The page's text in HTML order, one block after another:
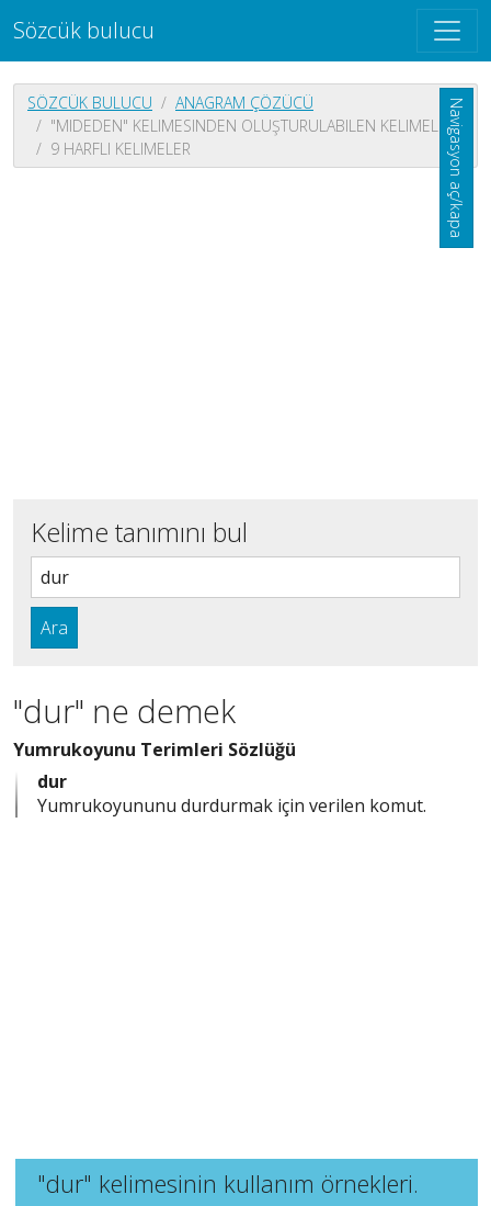
Sözcük bulucu
Navigasyon aç/kapa
SÖZCÜK BULUCU
ANAGRAM ÇÖZÜCÜ
"MIDEDEN" KELIMESINDEN OLUŞTURULABILEN KELIMELER
9 HARFLI KELIMELER
Kelime tanımını bul
Ara
"dur" ne demek
Yumrukoyunu Terimleri Sözlüğü
dur
Yumrukoyununu durdurmak için verilen komut.
"dur" kelimesinin kullanım örnekleri.